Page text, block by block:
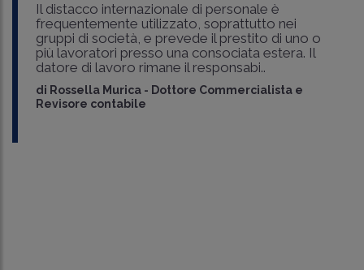
Il distacco internazionale di personale è
frequentemente utilizzato, soprattutto nei
gruppi di società, e prevede il prestito di uno o
più lavoratori presso una consociata estera. Il
datore di lavoro rimane il responsabi..
di Rossella Murica - Dottore Commercialista e
Revisore contabile